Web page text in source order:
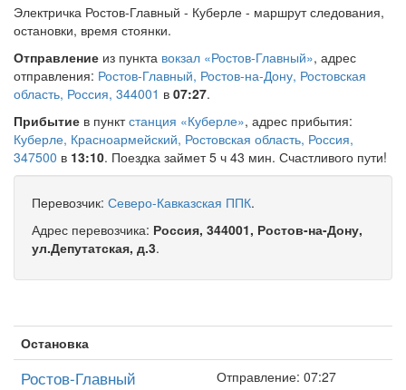
Электричка Ростов-Главный - Куберле - маршрут следования,
остановки, время стоянки.
Отправление из пункта вокзал «Ростов-Главный», адрес
отправления: Ростов-Главный, Ростов-на-Дону, Ростовская
область, Россия, 344001 в 07:27.
Прибытие в пунктстанция «Куберле», адрес прибытия:
Куберле, Красноармейский, Ростовская область, Россия,
347500 в 13:10. Поездка займет 5 ч 43 мин. Счастливого пути!
Перевозчик: Северо-Кавказская ППК.
Адрес перевозчика: Россия, 344001, Ростов-на-Дону,
ул.Депутатская, д.3.
Остановка
Ростов-Главный Отправление: 07:27